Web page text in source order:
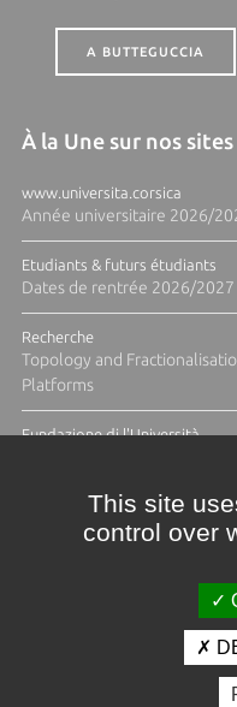
A BUTTEGUCCIA
À la Une sur nos
www.universita.corsica
Année universitaire 2026/
Etudiants & futurs étudiants
Dates de rentrée 2026/2027
Recherche
Topology and
Platforms
Fundazione di l'Università
Crédits et mentions légales
This site
control over